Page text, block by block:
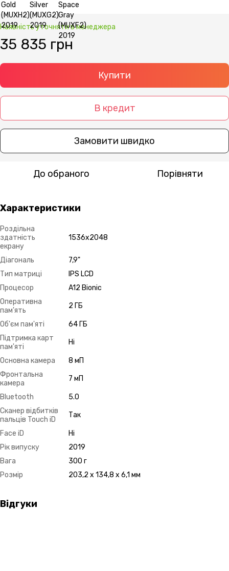
Наявність уточняти в менеджера
35 835 грн
Купити
В кредит
Замовити швидко
До обраного Порівняти
Характеристики
Роздільна
здатність
екрану
1536х2048
Діагональ
7,9"
Тип матриці
IPS LCD
Процесор
A12 Bionic
Оперативна
пам'ять
2 ГБ
Об'єм пам'яті
64 ГБ
Підтримка карт
пам'яті
Ні
Основна камера
8 мП
Фронтальна
камера
7 мП
Bluetooth
5.0
Сканер відбитків
пальців Touch iD
Так
Face iD
Ні
Рік випуску
2019
Вага
300 г
Розмір
203,2 x 134,8 x 6,1 мм
Відгуки